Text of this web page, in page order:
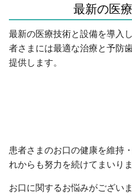
最新の医
最新の医療技術と設備を導入
者さまには最適な治療と予防
提供します。
患者さまのお口の健康を維持
れからも努力を続けてまいりま
お口に関するお悩みがござい